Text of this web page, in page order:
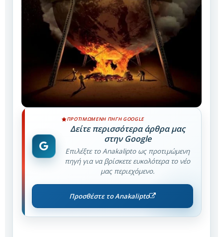
ΠΡΟΤΙΜΏΜΕΝΗ ΠΗΓΉ GOOGLE
Δείτε περισσότερα άρθρα μας
στην Google
Επιλέξτε το Anakalipto ως προτιμώμενη
πηγή για να βρίσκετε ευκολότερα το νέο
μας περιεχόμενο.
Προσθέστε το Anakalipto